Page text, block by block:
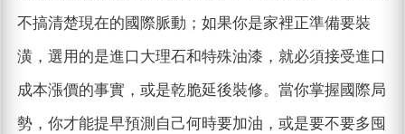
不搞清楚現在的國際脈動；如果你是家裡正準備要裝
潢，選用的是進口大理石和特殊油漆，就必須接受進口
成本漲價的事實，或是乾脆延後裝修。當你掌握國際局
勢，你才能提早預測自己何時要加油，或是要不要多囤